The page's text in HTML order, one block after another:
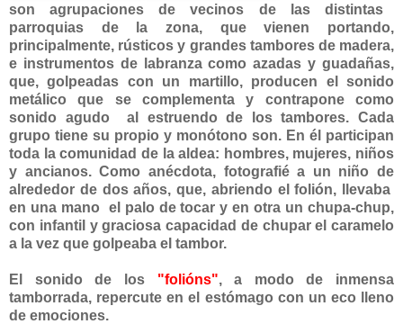
son agrupaciones de vecinos de las distintas
parroquias de la zona, que vienen portando,
principalmente, rústicos y grandes tambores de madera,
e instrumentos de labranza como azadas y guadañas,
que, golpeadas con un martillo, producen el sonido
metálico que se complementa y contrapone como
sonido agudo al estruendo de los tambores. Cada
grupo tiene su propio y monótono son. En él participan
toda la comunidad de la aldea: hombres, mujeres, niños
y ancianos. Como anécdota, fotografié a un niño de
alrededor de dos años, que, abriendo el folión, llevaba
en una mano el palo de tocar y en otra un chupa-chup,
con infantil y graciosa capacidad de chupar el caramelo
a la vez que golpeaba el tambor.
El sonido de los "folións", a modo de inmensa
tamborrada, repercute en el estómago con un eco lleno
de emociones.